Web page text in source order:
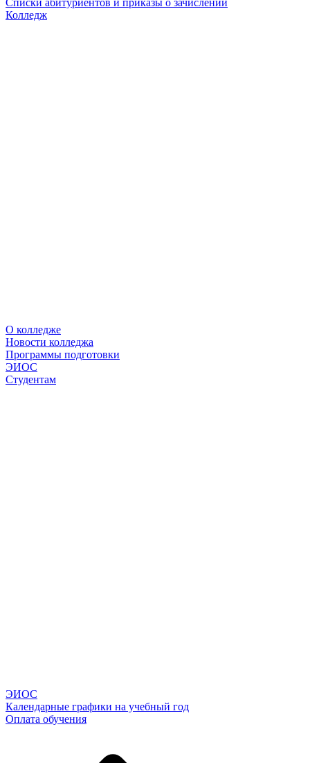
Списки абитуриентов и приказы о зачислении
Колледж
О колледже
Новости колледжа
Программы подготовки
ЭИОС
Студентам
ЭИОС
Календарные графики на учебный год
Оплата обучения